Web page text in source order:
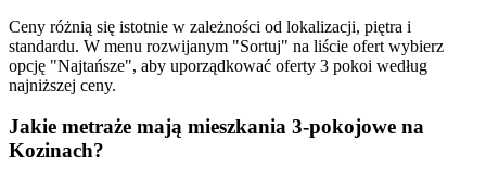
Ceny różnią się istotnie w zależności od lokalizacji, piętra i
standardu. W menu rozwijanym "Sortuj" na liście ofert wybierz
opcję "Najtańsze", aby uporządkować oferty 3 pokoi według
najniższej ceny.
Jakie metraże mają mieszkania 3-pokojowe na
Kozinach?